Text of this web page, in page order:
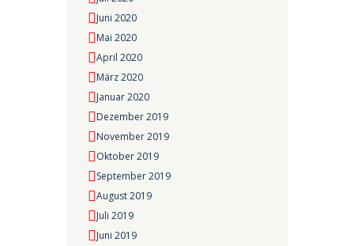
Juni 2020
Mai 2020
April 2020
März 2020
Januar 2020
Dezember 2019
November 2019
Oktober 2019
September 2019
August 2019
Juli 2019
Juni 2019